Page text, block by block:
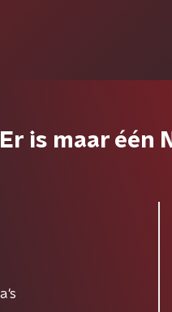
Er is maar één